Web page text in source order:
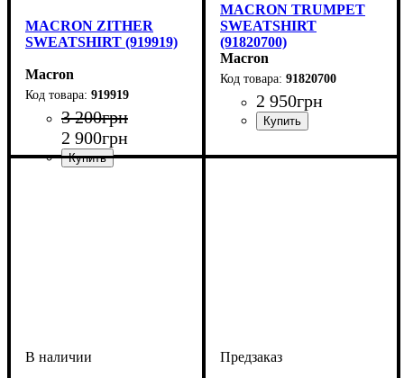
MACRON ZITHER
SWEATSHIRT (919919)
Macron
919919
3 200грн
2 900грн
MACRON TRUMPET
SWEATSHIRT
(91820700)
Macron
91820700
2 950грн